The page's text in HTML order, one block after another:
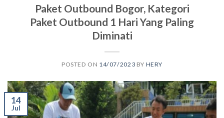
Paket Outbound Bogor, Kategori
Paket Outbound 1 Hari Yang Paling
Diminati
POSTED ON 14/07/2023 BY HERY
14
Jul